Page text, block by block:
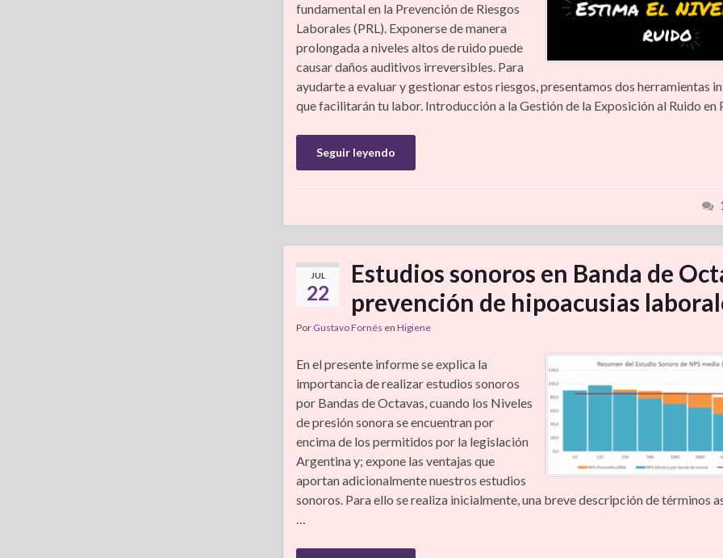
fundamental en la Prevención de Riesgos
Laborales (PRL). Exponerse de manera
prolongada a niveles altos de ruido puede
causar daños auditivos irreversibles. Para
ayudarte a evaluar y gestionar estos riesgos, presentamos dos herramientas
que facilitarán tu labor. Introducción a la Gestión de la Exposición al Ruido en
Seguir leyendo
JUL
22
Estudios sonoros en Banda de
prevención de hipoacusias
Por Gustavo Fornés en Higiene
En el presente informe se explica la
importancia de realizar estudios sonoros
por Bandas de Octavas, cuando los Niveles
de presión sonora se encuentran por
encima de los permitidos por la legislación
Argentina y; expone las ventajas que
aportan adicionalmente nuestros estudios
sonoros. Para ello se realiza inicialmente, una breve descripción de términos
…